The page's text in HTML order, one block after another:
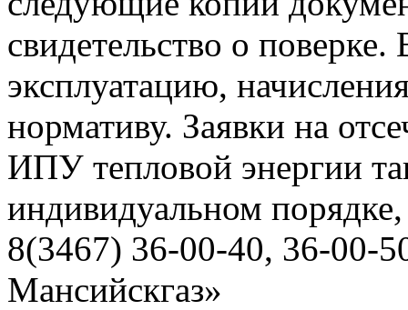
свидетельство о
эксплуатацию,
нормативу. Заявки на
ИПУ тепловой энергии
индивидуальном
8(3467) 36-00-40, 36-
Мансийскгаз»